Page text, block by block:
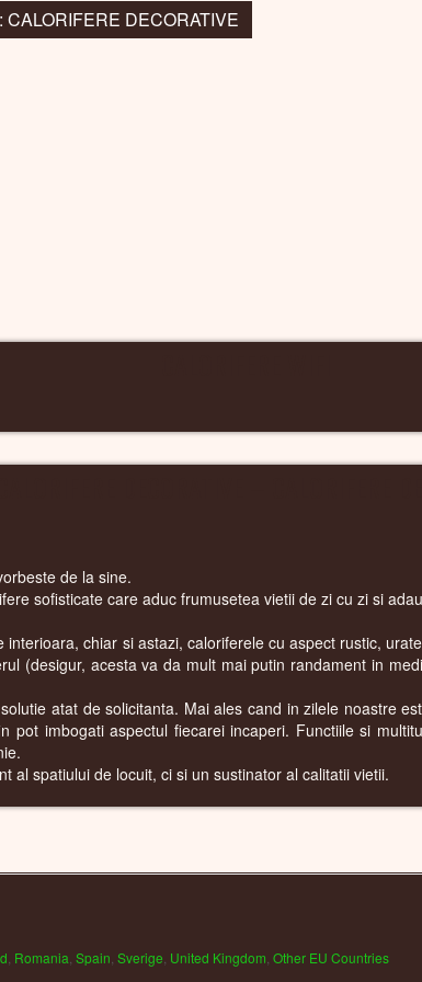
CALORIFERE DECORATIVE
de la sine.
sofisticate care aduc frumusetea vietii de zi cu zi si
chiar si astazi, caloriferele cu aspect rustic,
(desigur, acesta va da mult mai putin randament in
atat de solicitanta. Mai ales cand in zilele noastre
pot imbogati aspectul fiecarei incaperi. Functiile si
al spatiului de locuit, ci si un sustinator al calitatii vietii.
Romania Spain Sverige United Kingdom Other EU Countries